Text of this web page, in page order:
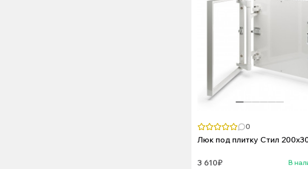
0
Люк под плитку Стил
3 610₽ В